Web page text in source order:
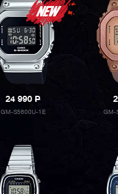
24 990P
GM-S5600U-1E GM-